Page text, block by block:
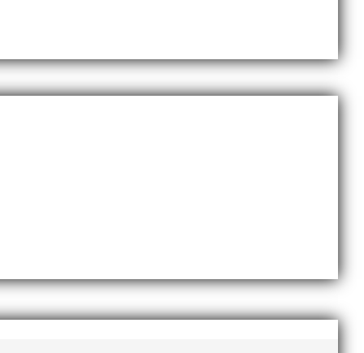
inomhus, dessutom sexa på VM inomhus och
fick ta emot priset ”Årets pulshöjare”,
nyårsafton. Formen är enkel, ett eller två varv